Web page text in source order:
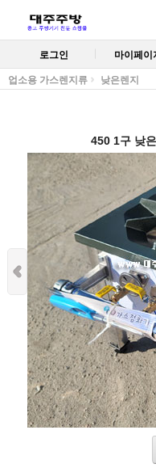
로그인 마이페이
업소용 가스렌지류 낮은렌지
450 1구 낮